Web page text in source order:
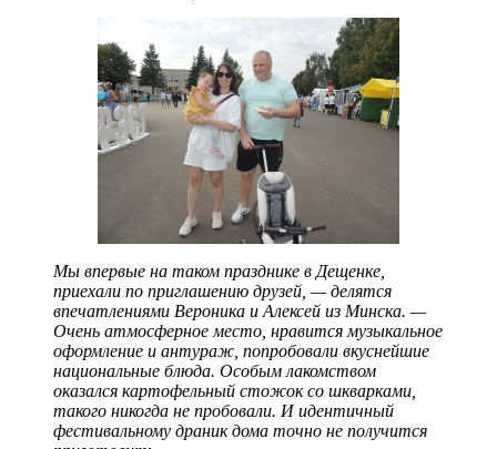
Мы впервые на таком празднике в Дещенке,
приехали по приглашению друзей, — делятся
впечатлениями Вероника и Алексей из Минска. —
Очень атмосферное место, нравится музыкальное
оформление и антураж, попробовали вкуснейшие
национальные блюда. Особым лакомством
оказался картофельный стожок со шкварками,
такого никогда не пробовали. И идентичный
фестивальному драник дома точно не получится